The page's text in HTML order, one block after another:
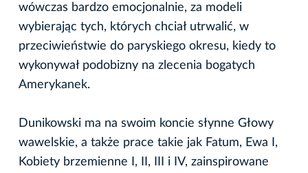
wówczas bardzo emocjonalnie, za modeli
wybierając tych, których chciał utrwalić, w
przeciwieństwie do paryskiego okresu, kiedy to
wykonywał podobizny na zlecenia bogatych
Amerykanek.
Dunikowski ma na swoim koncie słynne Głowy
wawelskie, a także prace takie jak Fatum, Ewa I,
Kobiety brzemienne I, II, III i IV, zainspirowane